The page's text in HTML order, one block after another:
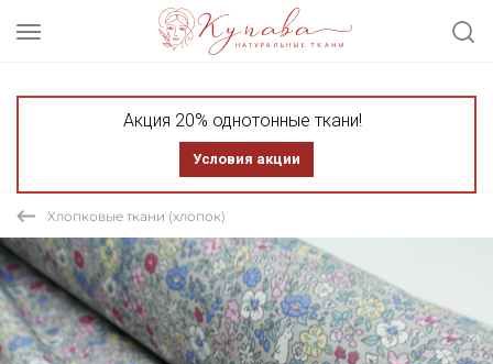
Акция 20% однотонные ткани!
Условия акции
Хлопковые ткани (хлопок)